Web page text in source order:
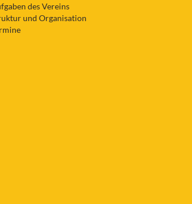
des Vereins
und Organisation